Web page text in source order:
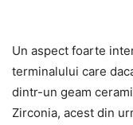
Un aspect foarte
terminalului care
dintr-un geam
Zirconia, acest din